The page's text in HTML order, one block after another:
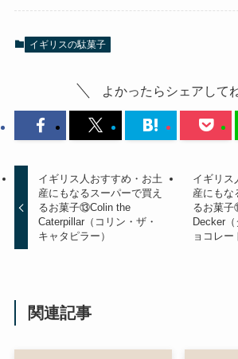
イギリスの駄菓子
よかったらシェアして
イギリス人おすすめ・お土
産にもなるスーパーで買え
るお菓子⑬Colin the
Caterpillar（コリン・ザ・
キャタピラー）
イギリス
産にもな
るお菓
Decker
ョコレー
関連記事